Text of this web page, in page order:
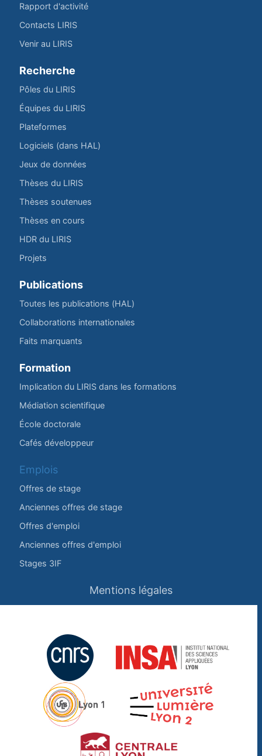
Rapport d'activité
Contacts LIRIS
Venir au LIRIS
Recherche
Pôles du LIRIS
Équipes du LIRIS
Plateformes
Logiciels (dans HAL)
Jeux de données
Thèses du LIRIS
Thèses soutenues
Thèses en cours
HDR du LIRIS
Projets
Publications
Toutes les publications (HAL)
Collaborations internationales
Faits marquants
Formation
Implication du LIRIS dans les formations
Médiation scientifique
École doctorale
Cafés développeur
Emplois
Offres de stage
Anciennes offres de stage
Offres d'emploi
Anciennes offres d'emploi
Stages 3IF
Mentions légales